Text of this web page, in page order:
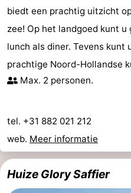
biedt een prachtig uitzicht
zee! Op het landgoed kunt
lunch als diner. Tevens kunt
prachtige Noord-Hollandse
Max. 2 personen.
tel. +31 882 021 212
web. Meer informatie
Huize Glory Saffier